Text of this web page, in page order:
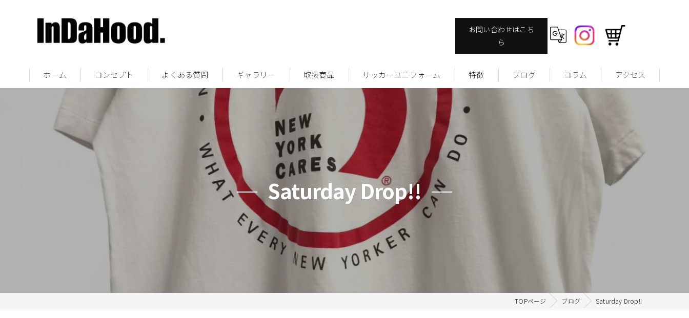
お問い合わせはこち
ら
ホーム コンセプト よくある質問 ギャラリー 取扱商品 サッカーユニフォーム 特徴
ヴィンテージ
ファッション
ブログ コラム アクセス
Saturday Drop!!
TOPページ ブログ Saturday Drop!!